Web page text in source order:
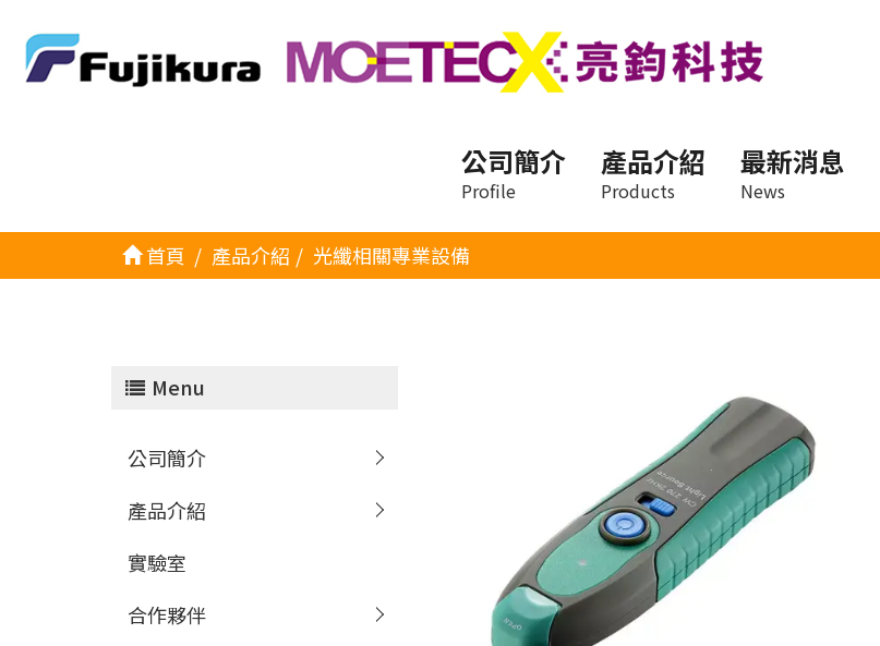
公司簡介
Profile
產品介紹
Products
最新消息
News
首頁 產品介紹 光纖相關專業設備
Menu
公司簡介
產品介紹
實驗室
合作夥伴